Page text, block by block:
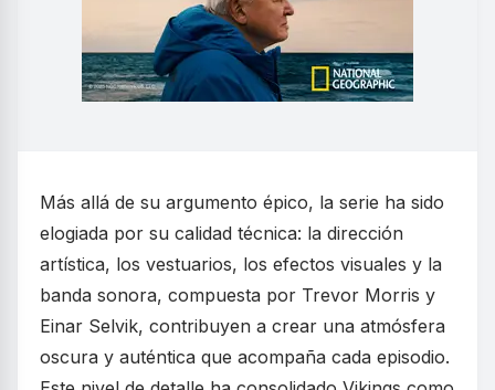
Más allá de su argumento épico, la serie ha sido
elogiada por su calidad técnica: la dirección
artística, los vestuarios, los efectos visuales y la
banda sonora, compuesta por Trevor Morris y
Einar Selvik, contribuyen a crear una atmósfera
oscura y auténtica que acompaña cada episodio.